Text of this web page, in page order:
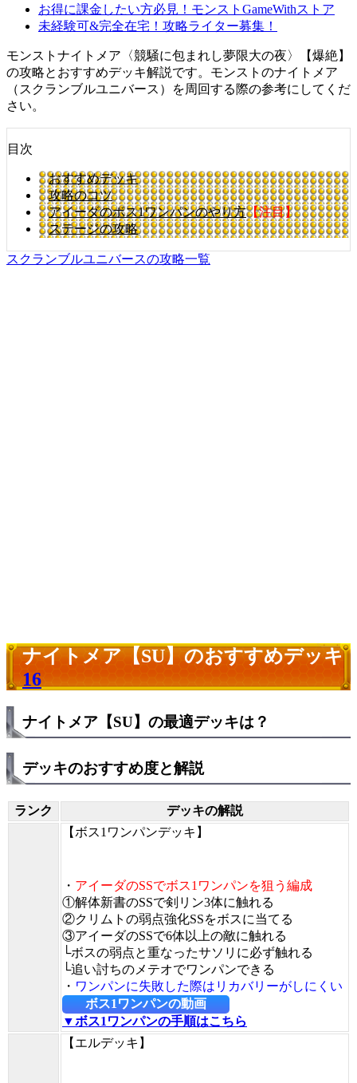
お得に課金したい方必見！モンストGameWithストア
未経験可&完全在宅！攻略ライター募集！
モンストナイトメア〈競騒に包まれし夢限大の夜〉【爆絶】
の攻略とおすすめデッキ解説です。モンストのナイトメア
（スクランブルユニバース）を周回する際の参考にしてくだ
さい。
目次
おすすめデッキ
攻略のコツ
アイーダのボス1ワンパンのやり方【注目】
ステージの攻略
スクランブルユニバースの攻略一覧
ナイトメア【SU】のおすすめデッキ
16
ナイトメア【SU】の最適デッキは？
デッキのおすすめ度と解説
ランク
デッキの解説
【ボス1ワンパンデッキ】
・ アイーダのSSでボス1ワンパンを狙う編成
①解体新書のSSで剣リン3体に触れる
②クリムトの弱点強化SSをボスに当てる
③アイーダのSSで6体以上の敵に触れる
└ボスの弱点と重なったサソリに必ず触れる
└追い討ちのメテオでワンパンできる
・ ワンパンに失敗した際はリカバリーがしにくい
ボス1ワンパンの動画
▼ボス1ワンパンの手順はこちら
【エルデッキ】